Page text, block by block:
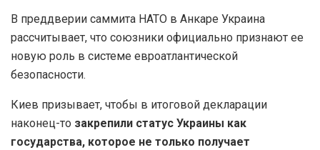
В преддверии саммита НАТО в Анкаре Украина
рассчитывает, что союзники официально признают ее
новую роль в системе евроатлантической
безопасности.
Киев призывает, чтобы в итоговой декларации
наконец-то закрепили статус Украины как
государства, которое не только получает